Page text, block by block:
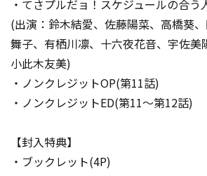
・てさプルだョ！スケジュールの合
(出演：鈴木結愛、佐藤陽菜、高橋葵
舞子、有栖川凛、十六夜花音、宇佐美
小此木友美)
・ノンクレジットOP(第11話)
・ノンクレジットED(第11～第12話)
【封入特典】
・ブックレット(4P)